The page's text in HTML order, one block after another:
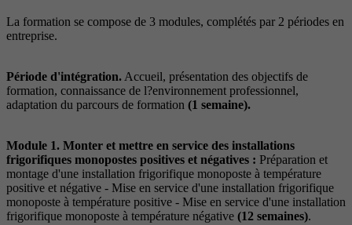
La formation se compose de 3 modules, complétés par 2 périodes en
entreprise.
Période d'intégration. Accueil, présentation des objectifs de
formation, connaissance de l?environnement professionnel,
adaptation du parcours de formation (1 semaine).
Module 1. Monter et mettre en service des installations
frigorifiques monopostes positives et négatives : Préparation et
montage d'une installation frigorifique monoposte à température
positive et négative - Mise en service d'une installation frigorifique
monoposte à température positive - Mise en service d'une installation
frigorifique monoposte à température négative (12 semaines).